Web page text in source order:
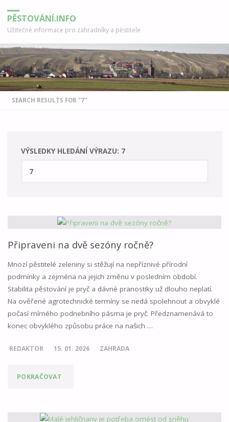
PĚSTOVÁNÍ.INFO
Užitečné informace pro zahradníky a pěstitele
DOMŮ
SEARCH RESULTS FOR "7"
VÝSLEDKY HLEDÁNÍ VÝRAZU: 7
Připraveni na dvě sezóny ročně?
Mnozí pěstitelé zeleniny si stěžují na nepříznivé přírodní
podmínky a zejména na jejich změnu v posledním období.
Stabilita pěstování je pryč a dávné pranostiky už dlouho neplatí.
Na ověřené agrotechnické termíny se nedá spolehnout a obvyklé
počasí mírného podnebního pásma je pryč. Předznamenává to
konec obvyklého způsobu práce na našich …
REDAKTOR 15. 01. 2026 ZAHRADA
POKRAČOVAT
DVĚ